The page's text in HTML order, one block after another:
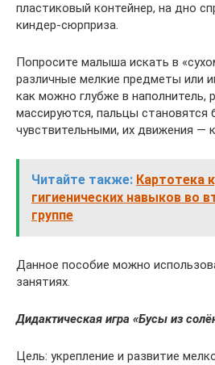
пластиковый контейнер, на дно
киндер-сюрприза.
Попросите малыша искать в
различные мелкие предметы или
как можно глубже в наполнитель,
массируются, пальцы становятся
чувствительными, их движения —
Читайте также: Картотека
гигиенических навыков во
группе
Данное пособие можно
занятиях.
Дидактическая игра «Бусы из
Цель: укрепление и развитие